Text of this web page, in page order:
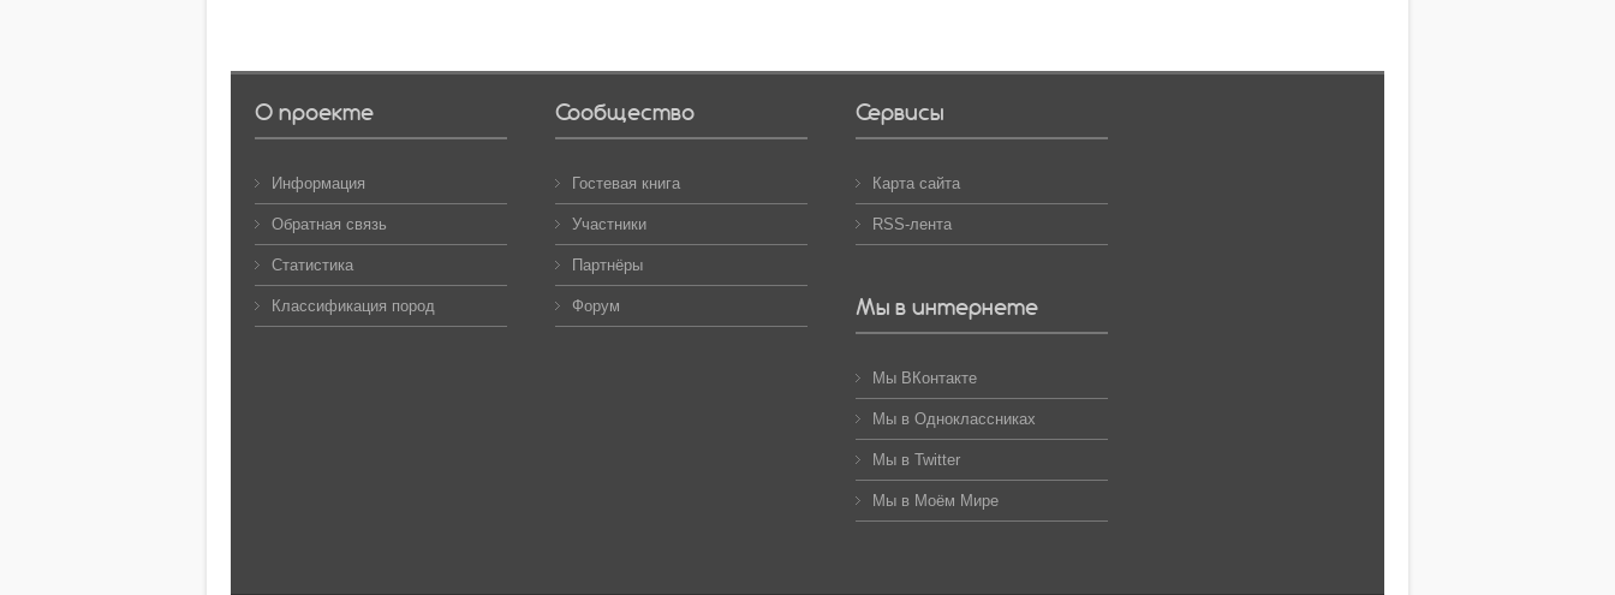
О проекте
Информация
Обратная связь
Статистика
Классификация пород
Сообщество
Гостевая книга
Участники
Партнёры
Форум
Сервисы
Карта сайта
RSS-лента
Мы в интернете
Мы ВКонтакте
Мы в Одноклассниках
Мы в Twitter
Мы в Моём Мире